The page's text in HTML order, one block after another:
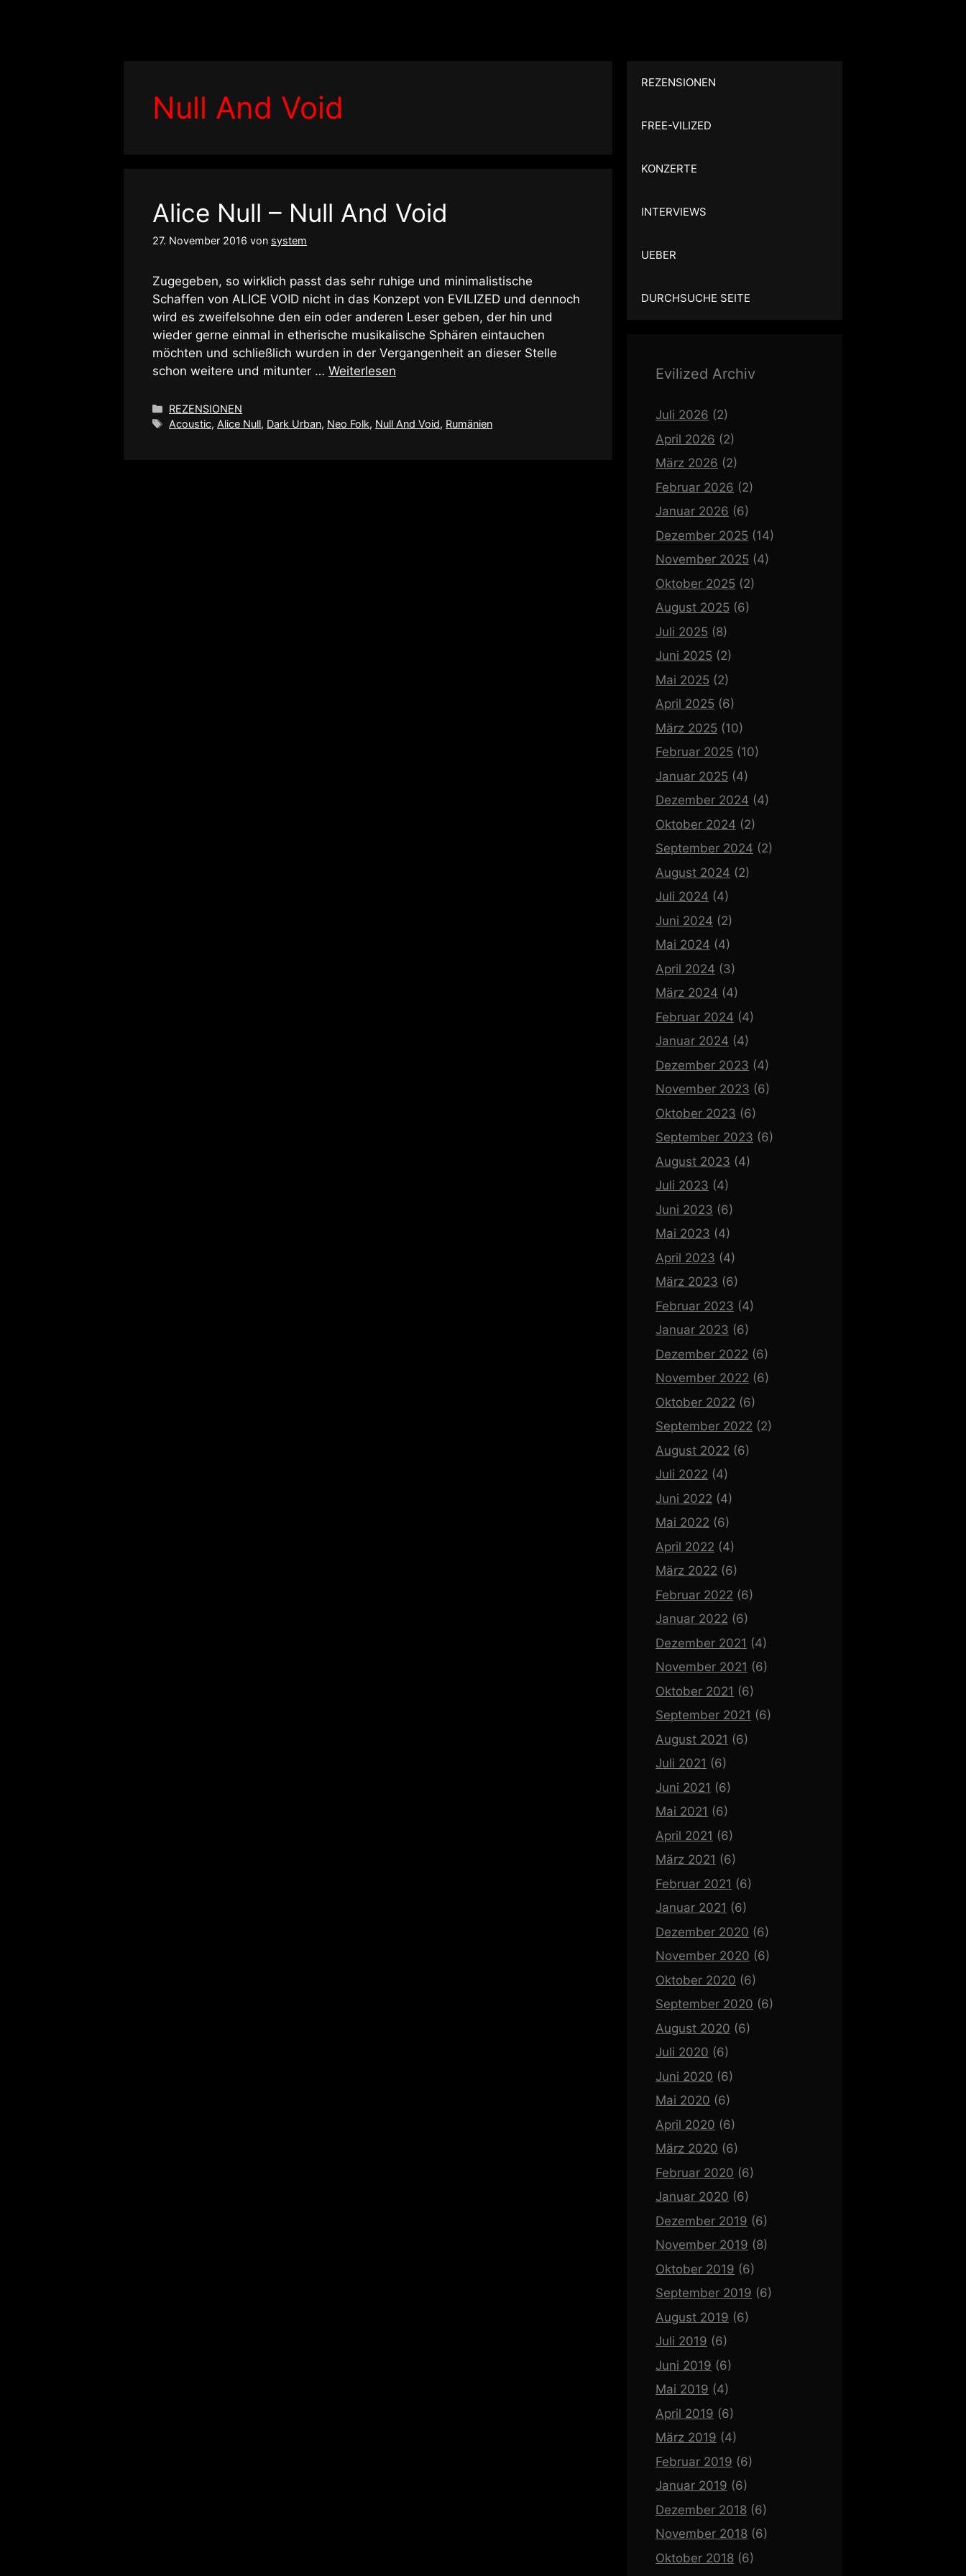
Null And Void
Alice Null – Null And Void
27. November 2016 von system
Zugegeben, so wirklich passt das sehr ruhige und minimalistische
Schaffen von ALICE VOID nicht in das Konzept von EVILIZED und dennoch
wird es zweifelsohne den ein oder anderen Leser geben, der hin und
wieder gerne einmal in etherische musikalische Sphären eintauchen
möchten und schließlich wurden in der Vergangenheit an dieser Stelle
schon weitere und mitunter … Weiterlesen
Kategorien
REZENSIONEN
Schlagwörter
Acoustic, Alice Null, Dark Urban, Neo Folk, Null And Void, Rumänien
REZENSIONEN
FREE-VILIZED
KONZERTE
INTERVIEWS
UEBER
DURCHSUCHE SEITE
Evilized Archiv
Juli 2026 (2)
April 2026 (2)
März 2026 (2)
Februar 2026 (2)
Januar 2026 (6)
Dezember 2025 (14)
November 2025 (4)
Oktober 2025 (2)
August 2025 (6)
Juli 2025 (8)
Juni 2025 (2)
Mai 2025 (2)
April 2025 (6)
März 2025 (10)
Februar 2025 (10)
Januar 2025 (4)
Dezember 2024 (4)
Oktober 2024 (2)
September 2024 (2)
August 2024 (2)
Juli 2024 (4)
Juni 2024 (2)
Mai 2024 (4)
April 2024 (3)
März 2024 (4)
Februar 2024 (4)
Januar 2024 (4)
Dezember 2023 (4)
November 2023 (6)
Oktober 2023 (6)
September 2023 (6)
August 2023 (4)
Juli 2023 (4)
Juni 2023 (6)
Mai 2023 (4)
April 2023 (4)
März 2023 (6)
Februar 2023 (4)
Januar 2023 (6)
Dezember 2022 (6)
November 2022 (6)
Oktober 2022 (6)
September 2022 (2)
August 2022 (6)
Juli 2022 (4)
Juni 2022 (4)
Mai 2022 (6)
April 2022 (4)
März 2022 (6)
Februar 2022 (6)
Januar 2022 (6)
Dezember 2021 (4)
November 2021 (6)
Oktober 2021 (6)
September 2021 (6)
August 2021 (6)
Juli 2021 (6)
Juni 2021 (6)
Mai 2021 (6)
April 2021 (6)
März 2021 (6)
Februar 2021 (6)
Januar 2021 (6)
Dezember 2020 (6)
November 2020 (6)
Oktober 2020 (6)
September 2020 (6)
August 2020 (6)
Juli 2020 (6)
Juni 2020 (6)
Mai 2020 (6)
April 2020 (6)
März 2020 (6)
Februar 2020 (6)
Januar 2020 (6)
Dezember 2019 (6)
November 2019 (8)
Oktober 2019 (6)
September 2019 (6)
August 2019 (6)
Juli 2019 (6)
Juni 2019 (6)
Mai 2019 (4)
April 2019 (6)
März 2019 (4)
Februar 2019 (6)
Januar 2019 (6)
Dezember 2018 (6)
November 2018 (6)
Oktober 2018 (6)